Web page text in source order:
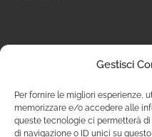
Gestisci
Per fornire le migliori esperienze,
memorizzare e/o accedere alle
queste tecnologie ci permetterà
di navigazione o ID unici su
Instagram